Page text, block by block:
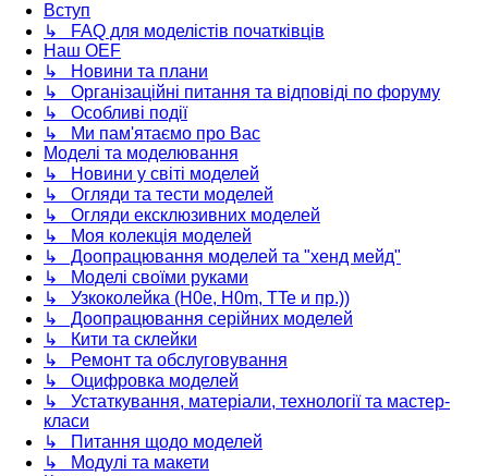
Вступ
↳ FAQ для моделістів початківців
Наш OEF
↳ Новини та плани
↳ Організаційні питання та відповіді по форуму
↳ Особливі події
↳ Ми пам'ятаємо про Вас
Моделі та моделювання
↳ Новини у світі моделей
↳ Огляди та тести моделей
↳ Огляди ексклюзивних моделей
↳ Моя колекція моделей
↳ Доопрацювання моделей та "хенд мейд"
↳ Моделі своїми руками
↳ Узкоколейка (H0e, H0m, TTe и пр.))
↳ Доопрацювання серійних моделей
↳ Кити та склейки
↳ Ремонт та обслуговування
↳ Оцифровка моделей
↳ Устаткування, матеріали, технології та мастер-
класи
↳ Питання щодо моделей
↳ Модулі та макети